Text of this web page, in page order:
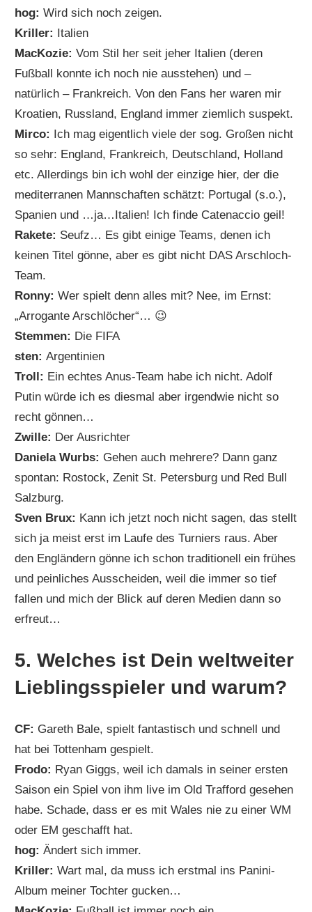
hog: Wird sich noch zeigen.
Kriller: Italien
MacKozie:Vom Stil her seit jeher Italien (deren
Fußball konnte ich noch nie ausstehen) und –
natürlich – Frankreich. Von den Fans her waren mir
Kroatien, Russland, England immer ziemlich suspekt.
Mirco: Ich mag eigentlich viele der sog. Großen nicht
so sehr: England, Frankreich, Deutschland, Holland
etc. Allerdings bin ich wohl der einzige hier, der die
mediterranen Mannschaften schätzt: Portugal (s.o.),
Spanien und …ja…Italien! Ich finde Catenaccio geil!
Rakete: Seufz… Es gibt einige Teams, denen ich
keinen Titel gönne, aber es gibt nicht DAS Arschloch-
Team.
Ronny:Wer spielt denn alles mit? Nee, im Ernst:
„Arrogante Arschlöcher“… 😉
Stemmen: Die FIFA
sten:Argentinien
Troll: Ein echtes Anus-Team habe ich nicht. Adolf
Putin würde ich es diesmal aber irgendwie nicht so
recht gönnen…
Zwille: Der Ausrichter
Daniela Wurbs: Gehen auch mehrere? Dann ganz
spontan: Rostock, Zenit St. Petersburg und Red Bull
Salzburg.
Sven Brux: Kann ich jetzt noch nicht sagen, das stellt
sich ja meist erst im Laufe des Turniers raus. Aber
den Engländern gönne ich schon traditionell ein frühes
und peinliches Ausscheiden, weil die immer so tief
fallen und mich der Blick auf deren Medien dann so
erfreut…
5. Welches ist Dein weltweiter
Lieblingsspieler und warum?
CF: Gareth Bale, spielt fantastisch und schnell und
hat bei Tottenham gespielt.
Frodo: Ryan Giggs, weil ich damals in seiner ersten
Saison ein Spiel von ihm live im Old Trafford gesehen
habe. Schade, dass er es mit Wales nie zu einer WM
oder EM geschafft hat.
hog: Ändert sich immer.
Kriller:Wart mal, da muss ich erstmal ins Panini-
Album meiner Tochter gucken…